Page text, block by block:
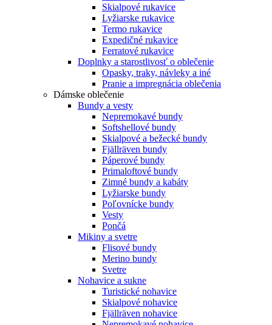
Skialpové rukavice
Lyžiarske rukavice
Termo rukavice
Expedičné rukavice
Ferratové rukavice
Doplnky a starostlivosť o oblečenie
Opasky, traky, návleky a iné
Pranie a impregnácia oblečenia
Dámske oblečenie
Bundy a vesty
Nepremokavé bundy
Softshellové bundy
Skialpové a bežecké bundy
Fjällräven bundy
Páperové bundy
Primaloftové bundy
Zimné bundy a kabáty
Lyžiarske bundy
Poľovnícke bundy
Vesty
Pončá
Mikiny a svetre
Flisové bundy
Merino bundy
Svetre
Nohavice a sukne
Turistické nohavice
Skialpové nohavice
Fjällräven nohavice